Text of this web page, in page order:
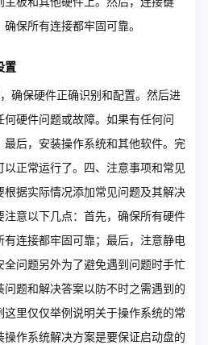
保所有连接都牢固可靠。
置
确保硬件正确识别和配置。然后进
硬件问题或故障。如果有任何问
后，安装操作系统和其他软件。完
正常运行了。四、注意事项和常见
据实际情况添加常见问题及其解决
意以下几点：首先，确保所有硬件
连接都牢固可靠；最后，注意静电
问题另外为了避免遇到问题时手忙
题和解决答案以防不时之需遇到的
里仅仅举例说明关于操作系统的常
作系统解决方案是要保证启动盘的